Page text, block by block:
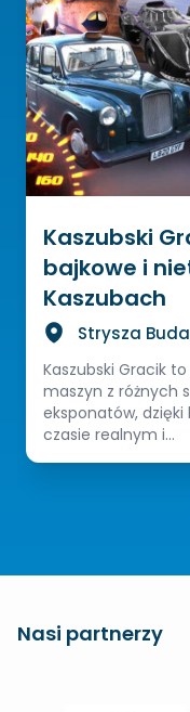
Kaszubski
bajkowe i
Kaszubach
Strysza
Kaszubski Gracik
maszyn z różnych
eksponatów,
czasie realnym i...
Nasi partnerzy